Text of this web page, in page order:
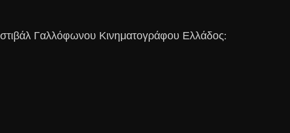
Γαλλόφωνου Κινηματογράφου Ελλάδος: